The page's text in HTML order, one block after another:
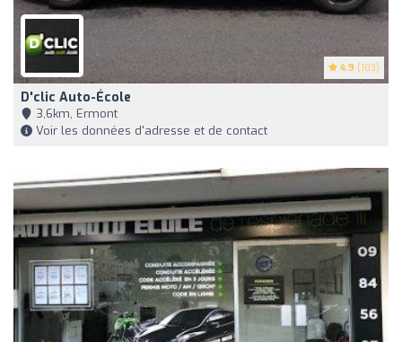
4.9 (103)
D'clic Auto-École
3,6km, Ermont
Voir les données d'adresse et de contact